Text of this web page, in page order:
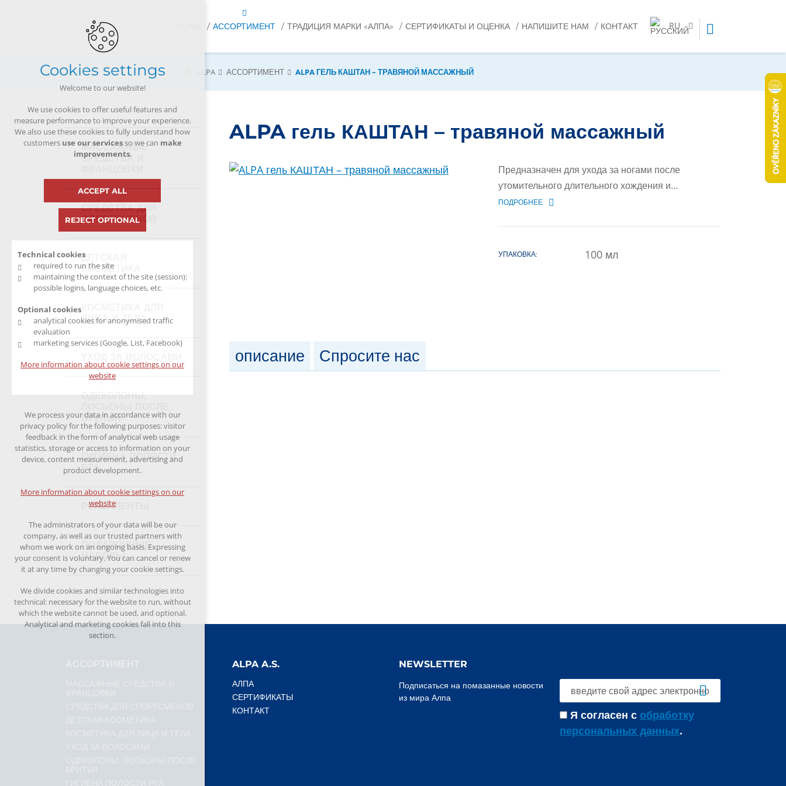
АССОРТИМЕНТ ТРАДИЦИЯ МАРКИ «АЛПА» СЕРТИФИКАТЫ И ОЦЕНКА НАПИШИТЕ НАМ КОНТАКТ RU
ALPA АССОРТИМЕНТ ALPA ГЕЛЬ КАШТАН – ТРАВЯНОЙ МАССАЖНЫЙ
ALPA гель КАШТАН – травяной массажный
Предназначен для ухода за ногами после
утомительного длительного хождения и…
ПОДРОБНЕЕ
УПАКОВКА: 100 мл
описание Спросите нас
МАССАЖНЫЕ
СРЕДСТВА И
СРЕДСТВА ДЛЯ
СПОРТСМЕНОВ
ДЕТСКАЯ
КОСМЕТИКА
ЛИЦА И ТЕЛА
ОДЕКОЛОНЫ,
БРИТЬЯ
ГИГИЕНА ПОЛОСТИ
РТА
РЕПЕЛЛЕНТЫ
ПОДАРОЧНЫЕ
НАБОРЫ
ALPA A.S.
АЛПА
СЕРТИФИКАТЫ
КОНТАКТ
NEWSLETTER
Подписаться на помазанные новости
из мира Алпа
Я согласен с обработку
персональных данных.
Cookies settings
Welcome to our website!
We use cookies to offer useful features and
measure performance to improve your experience.
We also use these cookies to fully understand how
customers use our servicesso we can make
improvements.
Technical cookies
required to run the site
maintaining the context of the site (session):
possible logins, language choices, etc.
Optional cookies
analytical cookies for anonymised traffic
evaluation
marketing services (Google, List, Facebook)
More information about cookie settings on our
website
ACCEPT ALL
REJECT OPTIONAL
We process your data in accordance with our
privacy policy for the following purposes: visitor
feedback in the form of analytical web usage
statistics, storage or access to information on your
device, content measurement, advertising and
product development.
More information about cookie settings on our
website
The administrators of your data will be our
company, as well as our trusted partners with
whom we work on an ongoing basis. Expressing
your consent is voluntary. You can cancel or renew
it at any time by changing your cookie settings.
We divide cookies and similar technologies into
technical: necessary for the website to run, without
which the website cannot be used, and optional.
Analytical and marketing cookies fall into this
section.